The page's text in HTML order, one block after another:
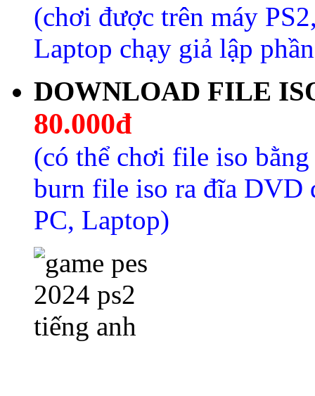
(chơi được trên máy
Laptop chạy giả lập
DOWNLOAD FILE
80.000đ
(có thể chơi file iso
burn file iso ra đĩa DVD
PC, Laptop)